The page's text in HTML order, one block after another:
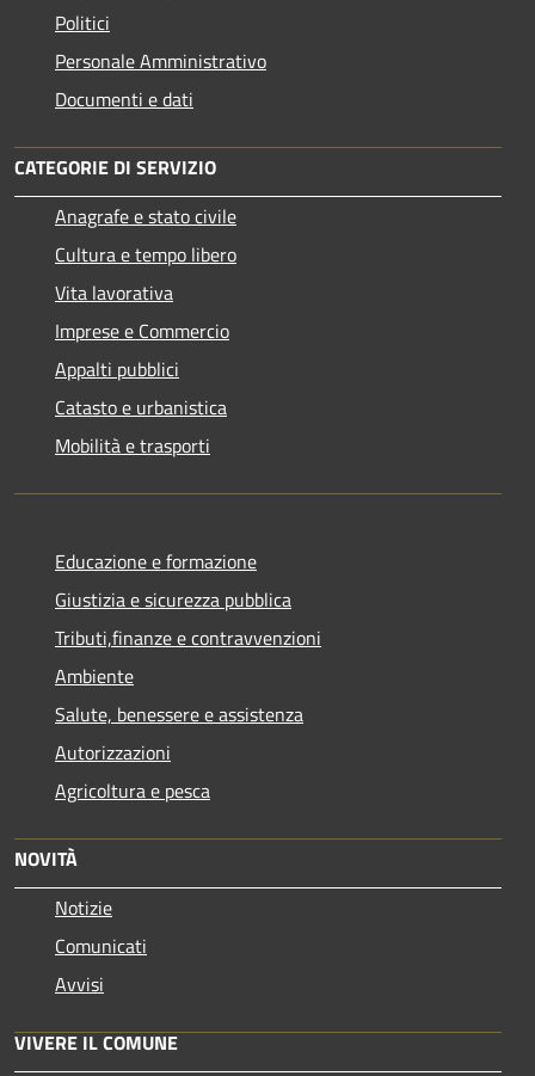
Politici
Personale Amministrativo
Documenti e dati
CATEGORIE DI SERVIZIO
Anagrafe e stato civile
Cultura e tempo libero
Vita lavorativa
Imprese e Commercio
Appalti pubblici
Catasto e urbanistica
Mobilità e trasporti
Educazione e formazione
Giustizia e sicurezza pubblica
Tributi,finanze e contravvenzioni
Ambiente
Salute, benessere e assistenza
Autorizzazioni
Agricoltura e pesca
NOVITÀ
Notizie
Comunicati
Avvisi
VIVERE IL COMUNE